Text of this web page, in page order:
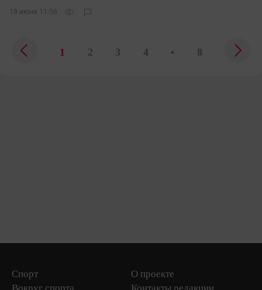
19 июня 11:56
1 2 3 4 • 8
Спорт
Вокруг спорта
О проекте
Контакты редакции